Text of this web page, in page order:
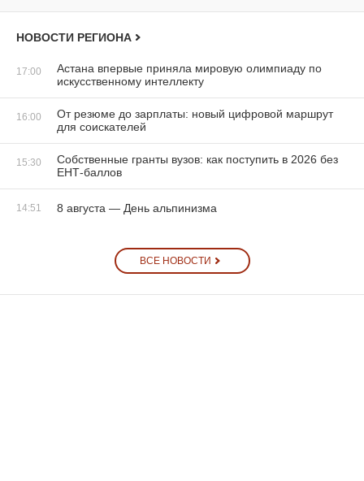
НОВОСТИ РЕГИОНА
17:00
Астана впервые приняла мировую олимпиаду по
искусственному интеллекту
16:00
От резюме до зарплаты: новый цифровой маршрут
для соискателей
15:30
Собственные гранты вузов: как поступить в 2026 без
ЕНТ-баллов
14:51 8 августа — День альпинизма
ВСЕ НОВОСТИ